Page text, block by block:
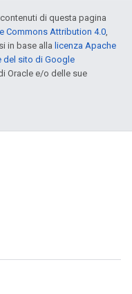
di questa pagina
Commons Attribution 4.0,
in base alla licenza Apache
del sito di Google
Oracle e/o delle sue